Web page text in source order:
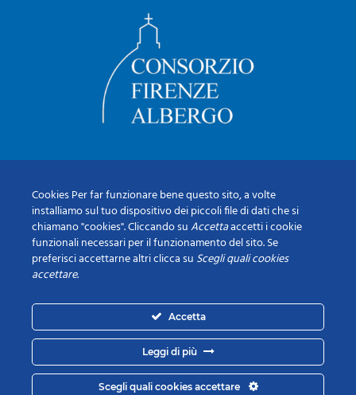
Cookies Per far funzionare bene questo sito, a volte
installiamo sul tuo dispositivo dei piccoli file di dati che si
chiamano "cookies". Cliccando suAccettaaccetti i cookie
funzionali necessari per il funzionamento del sito. Se
preferisci accettarne altri clicca su Scegli quali cookies
accettare.
Accetta
Leggi di più
Scegli quali cookies accettare